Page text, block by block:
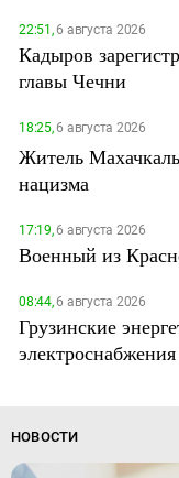
22:51,6 августа 2026
Кадыров
главы Чечни
18:25,6 августа 2026
Житель
нацизма
17:19,6 августа 2026
Военный из
08:44,6 августа 2026
Грузинские
НОВОСТИ